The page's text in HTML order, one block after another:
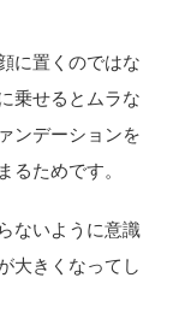
に置くのではな
乗せるとムラな
ンデーションを
るためです。
ないように意識
大きくなってし